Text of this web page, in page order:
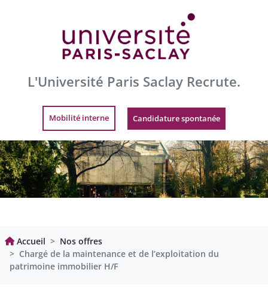
L'Université Paris Saclay Recrute.
Mobilité interne Candidature spontanée
Accueil
Nos offres
Chargé de la maintenance et de l’exploitation du
patrimoine immobilier H/F